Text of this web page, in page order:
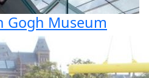
Gogh Museum